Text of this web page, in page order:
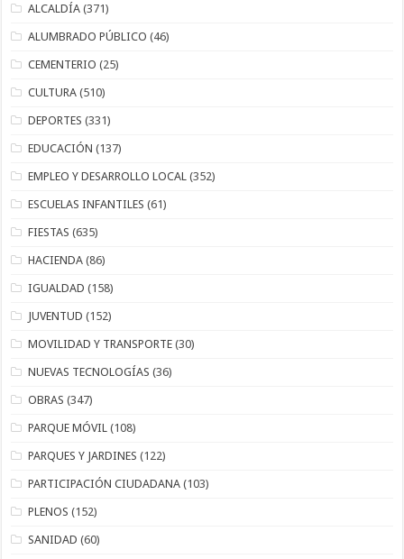
ALCALDÍA (371)
ALUMBRADO PÚBLICO (46)
CEMENTERIO (25)
CULTURA (510)
DEPORTES (331)
EDUCACIÓN (137)
EMPLEO Y DESARROLLO LOCAL (352)
ESCUELAS INFANTILES (61)
FIESTAS (635)
HACIENDA (86)
IGUALDAD (158)
JUVENTUD (152)
MOVILIDAD Y TRANSPORTE (30)
NUEVAS TECNOLOGÍAS (36)
OBRAS (347)
PARQUE MÓVIL (108)
PARQUES Y JARDINES (122)
PARTICIPACIÓN CIUDADANA (103)
PLENOS (152)
SANIDAD (60)